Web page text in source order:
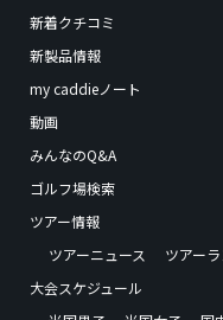
新着クチコミ
新製品情報
my caddieノート
動画
みんなのQ&A
ゴルフ場検索
ツアー情報
ツアーニュース
ツアー
大会スケジュール